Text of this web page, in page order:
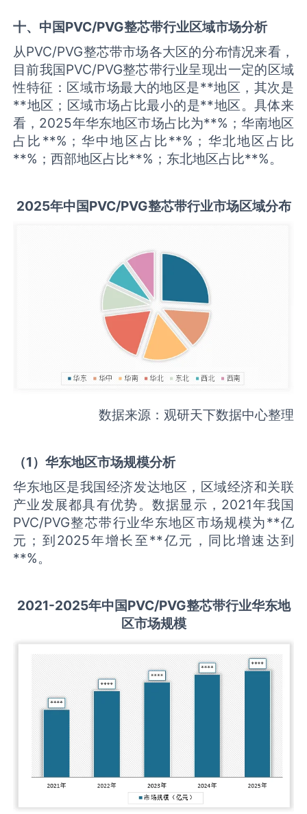
十、中国PVC/PVG整芯带行业区域市场分析
从PVC/PVG整芯带市场各大区的分布情况来看，
目前我国PVC/PVG整芯带行业呈现出一定的区域
性特征：区域市场最大的地区是**地区，其次是
**地区；区域市场占比最小的是**地区。具体来
看，2025年华东地区市场占比为**%；华南地区
占比**%；华中地区占比**%；华北地区占比
**%；西部地区占比**%；东北地区占比**%。
2025年中国PVC/PVG整芯带行业市场区域分布
数据来源：观研天下数据中心整理
（1）华东地区市场规模分析
华东地区是我国经济发达地区，区域经济和关联
产业发展都具有优势。数据显示，2021年我国
PVC/PVG整芯带行业华东地区市场规模为**亿
元；到2025年增长至**亿元，同比增速达到
**%。
2021-2025年中国PVC/PVG整芯带行业华东地
区市场规模